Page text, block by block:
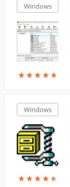
Windows
★★★★★
★★★★★
Windows
★★★★★
★★★★★